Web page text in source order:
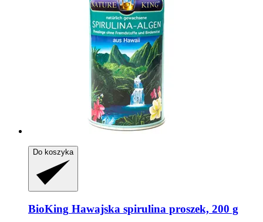
Do koszyka
BioKing Hawajska spirulina proszek, 200 g